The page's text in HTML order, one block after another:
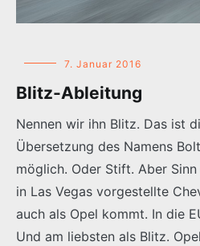
7. Januar 2016
Blitz-Ableitung
Nennen wir ihn Blitz. Das ist
Übersetzung des Namens
möglich. Oder Stift. Aber
in Las Vegas vorgestellte
auch als Opel kommt. In die
Und am liebsten als Blitz.